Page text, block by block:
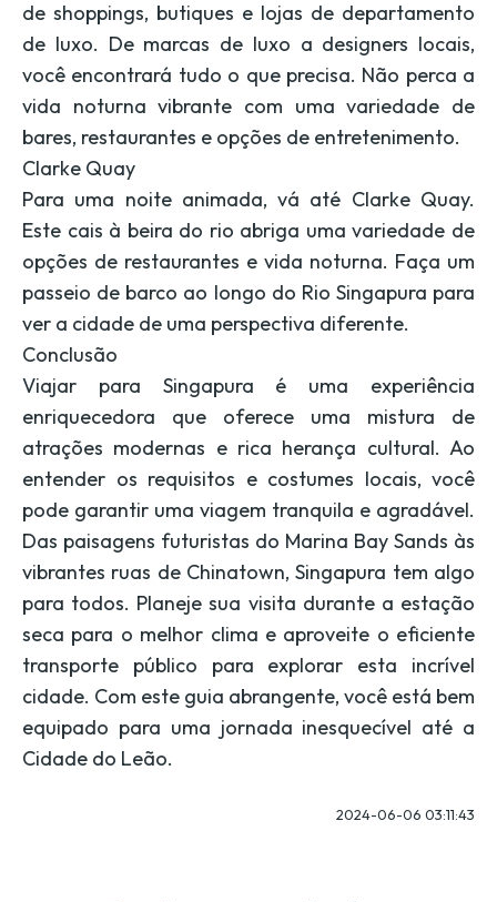
de shoppings, butiques e lojas de departamento
de luxo. De marcas de luxo a designers locais,
você encontrará tudo o que precisa. Não perca a
vida noturna vibrante com uma variedade de
bares, restaurantes e opções de entretenimento.
Clarke Quay
Para uma noite animada, vá até Clarke Quay.
Este cais à beira do rio abriga uma variedade de
opções de restaurantes e vida noturna. Faça um
passeio de barco ao longo do Rio Singapura para
ver a cidade de uma perspectiva diferente.
Conclusão
Viajar para Singapura é uma experiência
enriquecedora que oferece uma mistura de
atrações modernas e rica herança cultural. Ao
entender os requisitos e costumes locais, você
pode garantir uma viagem tranquila e agradável.
Das paisagens futuristas do Marina Bay Sands às
vibrantes ruas de Chinatown, Singapura tem algo
para todos. Planeje sua visita durante a estação
seca para o melhor clima e aproveite o eficiente
transporte público para explorar esta incrível
cidade. Com este guia abrangente, você está bem
equipado para uma jornada inesquecível até a
Cidade do Leão.
2024-06-06 03:11:43